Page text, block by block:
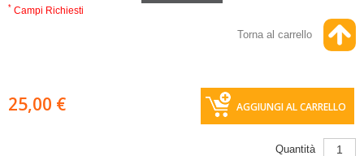
* Campi Richiesti
Torna al carrello
25,00 € AGGIUNGI AL CARRELLO
Quantità